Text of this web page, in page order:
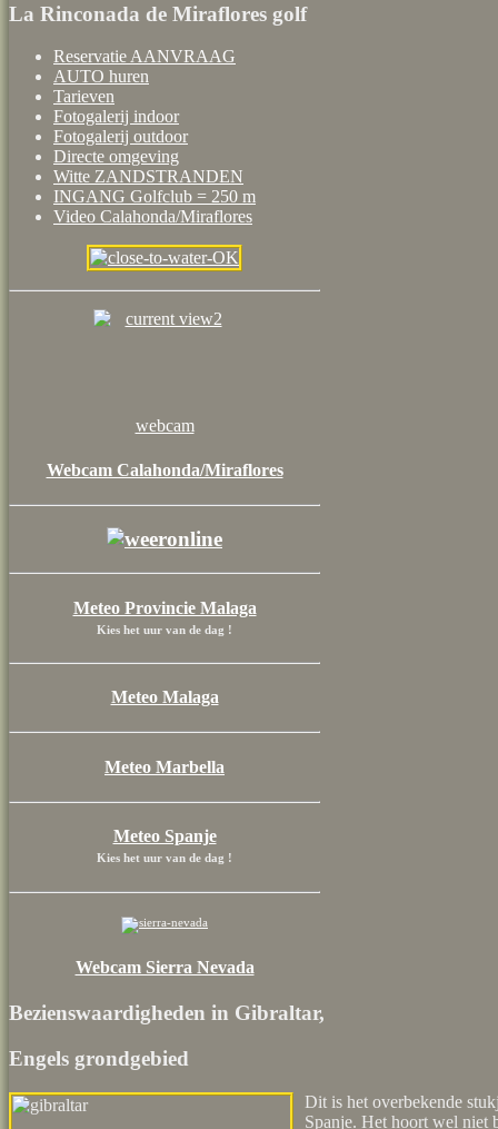
La Rinconada de Miraflores golf
Reservatie AANVRAAG
AUTO huren
Tarieven
Fotogalerij indoor
Fotogalerij outdoor
Directe omgeving
Witte ZANDSTRANDEN
INGANG Golfclub = 250 m
Video Calahonda/Miraflores
webcam
Webcam Calahonda/Miraflores
Meteo Provincie Malaga
Kies het uur van de dag !
Meteo Malaga
Meteo Marbella
Meteo Spanje
Kies het uur van de dag !
Webcam Sierra Nevada
Bezienswaardigheden in Gibraltar,
Engels grondgebied
Dit is het overbekende
Spanje. Het hoort wel niet